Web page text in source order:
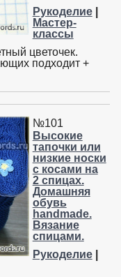
Рукоделие|
Мастер-
классы
цветочек.
подходит +
№101
Высокие
тапочки или
низкие носки
с косами на
2 спицах.
Домашняя
обувь
handmade.
Вязание
спицами.
Рукоделие|